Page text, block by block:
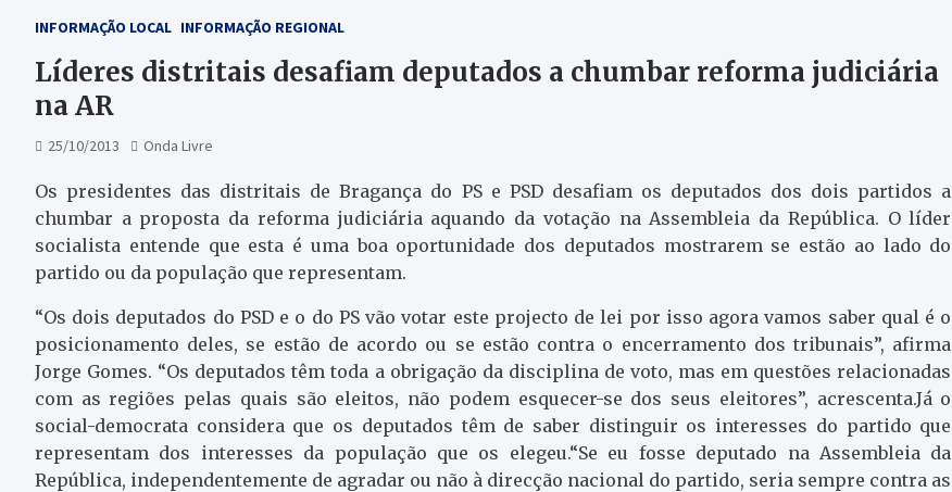
INFORMAÇÃO LOCAL INFORMAÇÃO REGIONAL
Líderes distritais desafiam deputados a chumbar reforma judiciária
na AR
25/10/2013 Onda Livre
Os presidentes das distritais de Bragança do PS e PSD desafiam os deputados dos dois partidos a
chumbar a proposta da reforma judiciária aquando da votação na Assembleia da República. O líder
socialista entende que esta é uma boa oportunidade dos deputados mostrarem se estão ao lado do
partido ou da população que representam.
“Os dois deputados do PSD e o do PS vão votar este projecto de lei por isso agora vamos saber qual é o
posicionamento deles, se estão de acordo ou se estão contra o encerramento dos tribunais”, afirma
Jorge Gomes. “Os deputados têm toda a obrigação da disciplina de voto, mas em questões relacionadas
com as regiões pelas quais são eleitos, não podem esquecer-se dos seus eleitores”, acrescenta.Já o
social-democrata considera que os deputados têm de saber distinguir os interesses do partido que
representam dos interesses da população que os elegeu.“Se eu fosse deputado na Assembleia da
República, independentemente de agradar ou não à direcção nacional do partido, seria sempre contra as